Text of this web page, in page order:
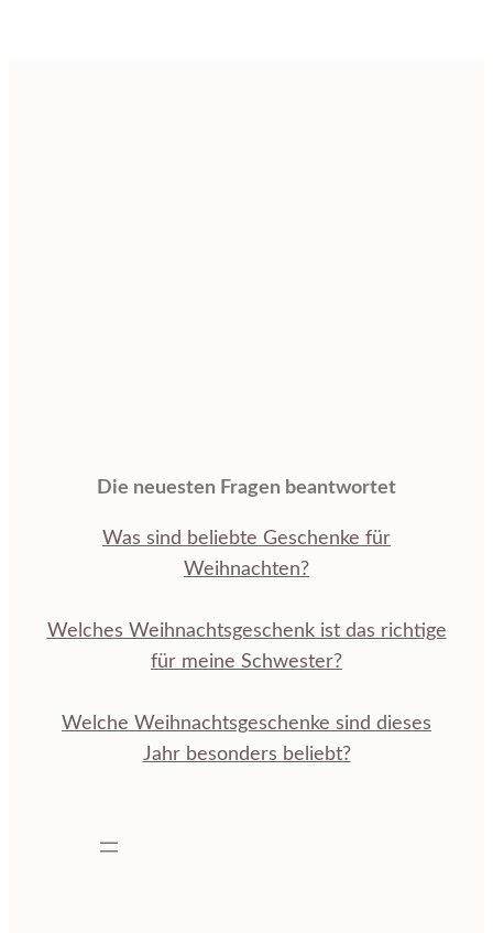
Die neuesten Fragen beantwortet
Was sind beliebte Geschenke für
Weihnachten?
Welches Weihnachtsgeschenk ist das richtige
für meine Schwester?
Welche Weihnachtsgeschenke sind dieses
Jahr besonders beliebt?